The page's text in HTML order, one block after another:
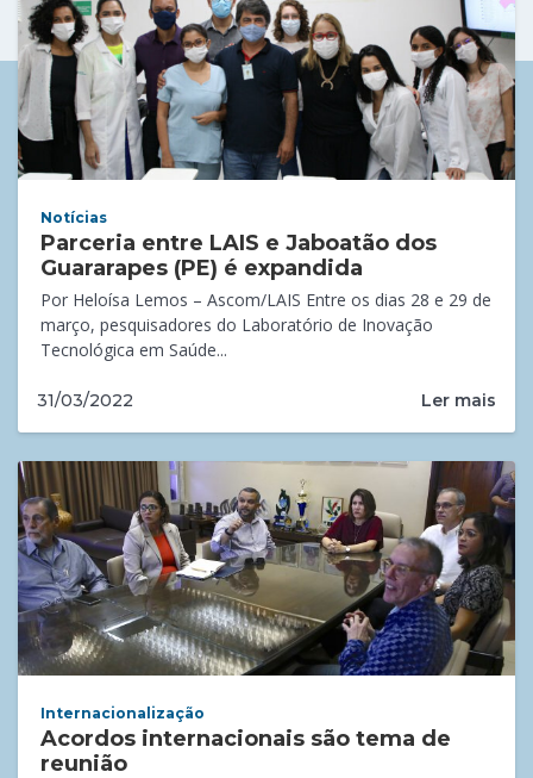
Notícias
Parceria entre LAIS e Jaboatão dos
Guararapes (PE) é expandida
Por Heloísa Lemos – Ascom/LAIS Entre os dias 28 e 29 de
março, pesquisadores do Laboratório de Inovação
Tecnológica em Saúde...
31/03/2022 Ler mais
Internacionalização
Acordos internacionais são tema de
reunião